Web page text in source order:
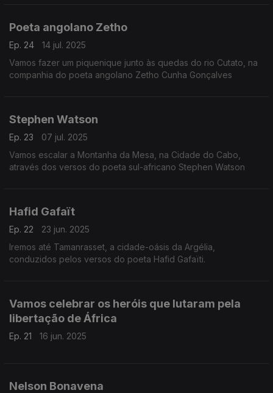
Poeta angolano Zetho
Ep. 24
14 jul. 2025
Vamos fazer um piquenique junto às quedas do rio Cutato, na
companhia do poeta angolano Zetho Cunha Gonçalves
Stephen Watson
Ep. 23
07 jul. 2025
Vamos escalar a Montanha da Mesa, na Cidade do Cabo,
através dos versos do poeta sul-africano Stephen Watson
Hafid Gafaït
Ep. 22
23 jun. 2025
Iremos até Tamanrasset, a cidade-oásis da Argélia,
conduzidos pelos versos do poeta Hafid Gafaïti.
Vamos celebrar os heróis que lutaram pela
libertação de África
Ep. 21 16 jun. 2025
Nelson Bonavena